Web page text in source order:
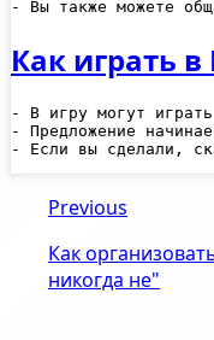
Как играть в
- В игру могут
- Предложение
Previous
Как
никогда не"